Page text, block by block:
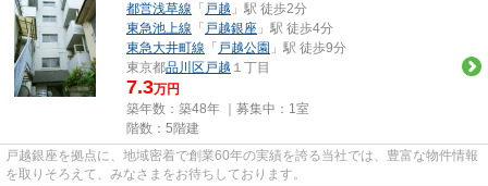
都営浅草線 「 戸越 」駅 徒歩2分
東急池上線 「 戸越銀座 」駅 徒歩4分
東急大井町線 「 戸越公園 」駅 徒歩9分
東京都品川区 戸越 １丁目
7.3万円
築年数：築48年 ｜募集中： 1室
階数：5階建
戸越銀座を拠点に、地域密着で創業60年の実績を誇る当社では、豊富な物件情報
を取りそろえて、みなさまをお待ちしております。